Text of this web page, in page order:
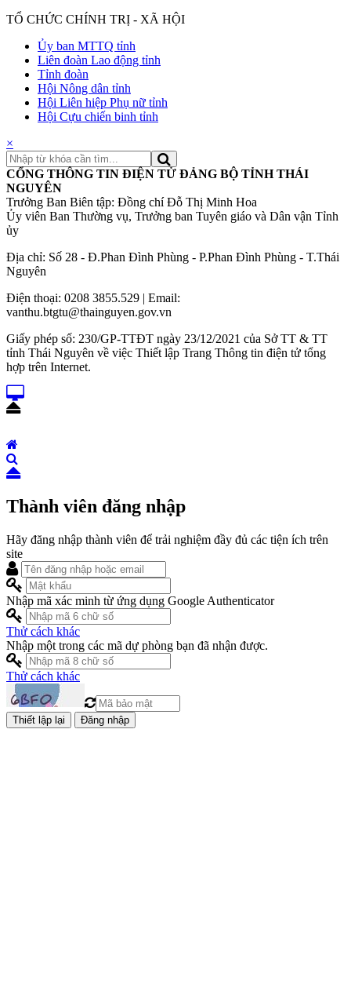
TỔ CHỨC CHÍNH TRỊ - XÃ HỘI
Ủy ban MTTQ tỉnh
Liên đoàn Lao động tỉnh
Tỉnh đoàn
Hội Nông dân tỉnh
Hội Liên hiệp Phụ nữ tỉnh
Hội Cựu chiến binh tỉnh
×
CỔNG THÔNG TIN ĐIỆN TỬ ĐẢNG BỘ TỈNH THÁI
NGUYÊN
Trưởng Ban Biên tập: Đồng chí Đỗ Thị Minh Hoa
Ủy viên Ban Thường vụ, Trưởng ban Tuyên giáo và Dân vận Tỉnh
ủy
Địa chỉ: Số 28 - Đ.Phan Đình Phùng - P.Phan Đình Phùng - T.Thái
Nguyên
Điện thoại: 0208 3855.529 | Email:
vanthu.btgtu@thainguyen.gov.vn
Giấy phép số: 230/GP-TTĐT ngày 23/12/2021 của Sở TT & TT
tỉnh Thái Nguyên về việc Thiết lập Trang Thông tin điện tử tổng
hợp trên Internet.
Thành viên đăng nhập
Hãy đăng nhập thành viên để trải nghiệm đầy đủ các tiện ích trên
site
Nhập mã xác minh từ ứng dụng Google Authenticator
Thử cách khác
Nhập một trong các mã dự phòng bạn đã nhận được.
Thử cách khác
Đăng nhập